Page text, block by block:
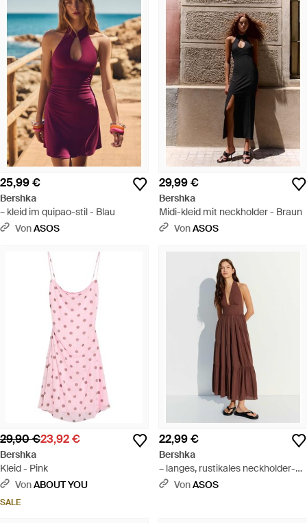
25,99 €
Bershka
– kleid im quipao-stil - Blau
VonASOS
29,99 €
Bershka
Midi-kleid mit neckholder - Braun
VonASOS
29,90 €23,92 €
Bershka
Kleid - Pink
VonABOUT YOU
SALE
22,99 €
Bershka
– langes, rustikales neckholder-
kleid - Braun
VonASOS